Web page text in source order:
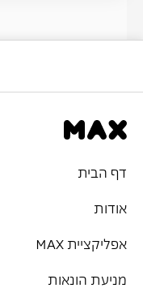
דף הבית
אודות
אפליקציית MAX
מניעת הונאות